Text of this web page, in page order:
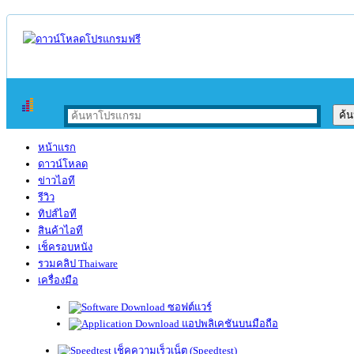
หน้าแรก
ดาวน์โหลด
ข่าวไอที
รีวิว
ทิปส์ไอที
สินค้าไอที
เช็ครอบหนัง
รวมคลิป Thaiware
เครื่องมือ
ซอฟต์แวร์
แอปพลิเคชันบนมือถือ
เช็คความเร็วเน็ต (Speedtest)